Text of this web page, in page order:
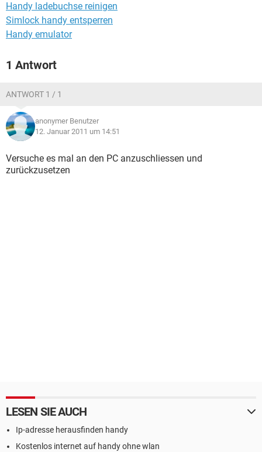
Handy ladebuchse reinigen
Simlock handy entsperren
Handy emulator
1 Antwort
ANTWORT 1 / 1
anonymer Benutzer
12. Januar 2011 um 14:51
Versuche es mal an den PC anzuschliessen und
zurückzusetzen
LESEN SIE AUCH
Ip-adresse herausfinden handy
Kostenlos internet auf handy ohne wlan